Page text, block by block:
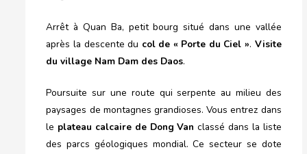
Arrêt à Quan Ba, petit bourg situé dans une vallée
après la descente du col de « Porte du Ciel ». Visite
du village Nam Dam des Daos.
Poursuite sur une route qui serpente au milieu des
paysages de montagnes grandioses. Vous entrez dans
le plateau calcaire de Dong Van classé dans la liste
des parcs géologiques mondial. Ce secteur se dote